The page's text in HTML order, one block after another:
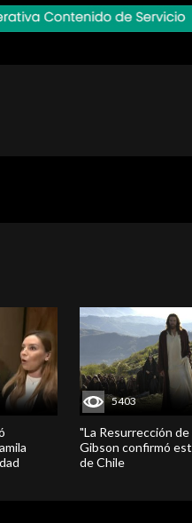
5403
"La Resurrección
Gibson confirmó
de Chile